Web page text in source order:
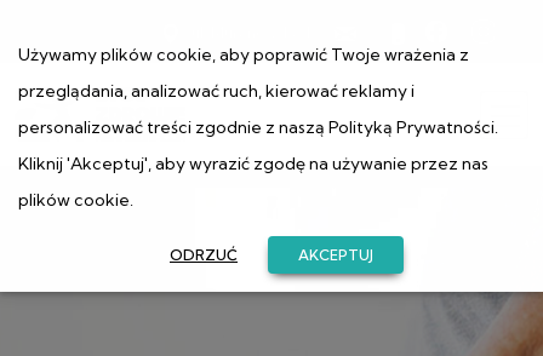
Używamy plików cookie, aby poprawić Twoje wrażenia z
przeglądania, analizować ruch, kierować reklamy i
personalizować treści zgodnie z naszą Polityką Prywatności.
Kliknij 'Akceptuj', aby wyrazić zgodę na używanie przez nas
plików cookie.
ODRZUĆ AKCEPTUJ